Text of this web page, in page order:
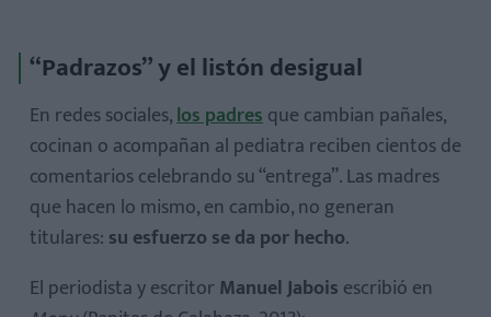
“Padrazos” y el listón desigual
En redes sociales,los padresque cambian pañales,
cocinan o acompañan al pediatra reciben cientos de
comentarios celebrando su “entrega”. Las madres
que hacen lo mismo, en cambio, no generan
titulares: su esfuerzo se da por hecho.
El periodista y escritor Manuel Jabois escribió en